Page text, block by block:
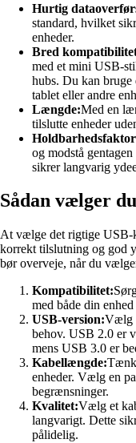
Hurtig
standard, hvilket
enheder.
Bred
med et mini USB-
hubs. Du kan bruge
tablet eller andre
Længde:Med en
tilslutte enheder
og modstå
sikrer langvarig
Sådan vælger
At vælge det rigtige USB-
korrekt tilslutning og god
bør overveje, når du
Kompatibilitet:
med både din
USB-version:Vælg
behov. USB 2.0 er
mens USB 3.0 er
Kabellængde:Tænk
enheder. Vælg en
begrænsninger.
Kvalitet:Vælg et
langvarigt. Dette
pålidelig.